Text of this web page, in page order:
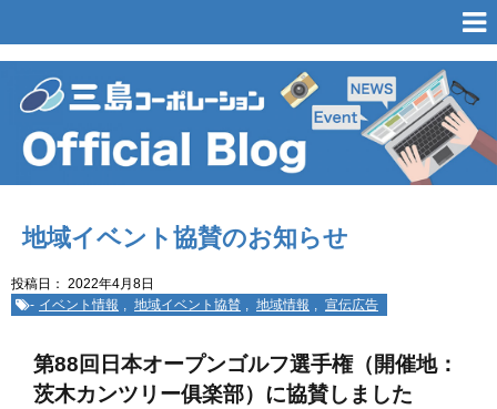
地域イベント協賛のお知らせ
投稿日： 2022年4月8日
- イベント情報 地域イベント協賛 地域情報 宣伝広告
第88回日本オープンゴルフ選手権（開催地：
茨木カンツリー俱楽部）に協賛しました